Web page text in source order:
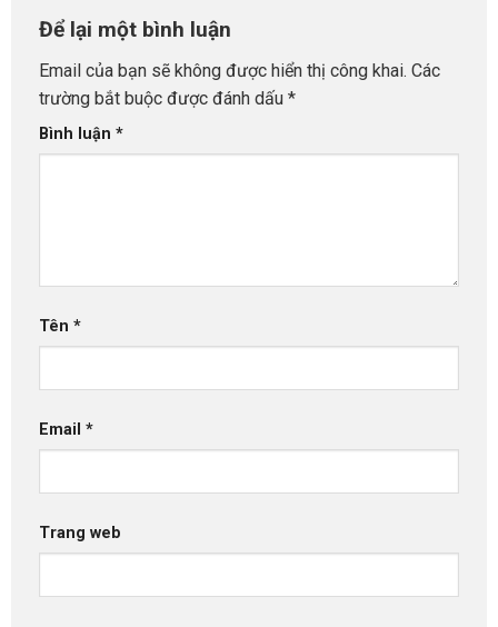
Để lại một bình luận
Email của bạn sẽ không được hiển thị công khai. Các
trường bắt buộc được đánh dấu *
Bình luận *
Tên *
Email *
Trang web